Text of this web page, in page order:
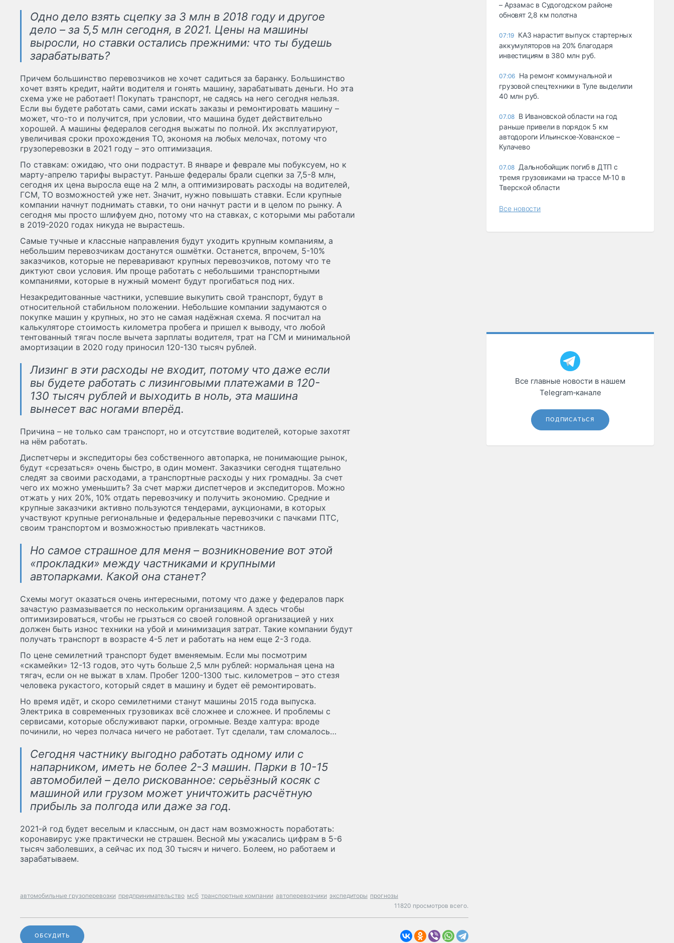
Одно дело взять сцепку за 3 млн в 2018 году и другое
дело – за 5,5 млн сегодня, в 2021. Цены на машины
выросли, но ставки остались прежними: что ты будешь
зарабатывать?
Причем большинство перевозчиков не хочет садиться за баранку. Большинство
хочет взять кредит, найти водителя и гонять машину, зарабатывать деньги. Но эта
схема уже не работает! Покупать транспорт, не садясь на него сегодня нельзя.
Если вы будете работать сами, сами искать заказы и ремонтировать машину –
может, что-то и получится, при условии, что машина будет действительно
хорошей. А машины федералов сегодня выжаты по полной. Их эксплуатируют,
увеличивая сроки прохождения ТО, экономя на любых мелочах, потому что
грузоперевозки в 2021 году – это оптимизация.
По ставкам: ожидаю, что они подрастут. В январе и феврале мы побуксуем, но к
марту-апрелю тарифы вырастут. Раньше федералы брали сцепки за 7,5-8 млн,
сегодня их цена выросла еще на 2 млн, а оптимизировать расходы на водителей,
ГСМ, ТО возможностей уже нет. Значит, нужно повышать ставки. Если крупные
компании начнут поднимать ставки, то они начнут расти и в целом по рынку. А
сегодня мы просто шлифуем дно, потому что на ставках, с которыми мы работали
в 2019-2020 годах никуда не вырастешь.
Самые тучные и классные направления будут уходить крупным компаниям, а
небольшим перевозчикам достанутся ошмётки. Останется, впрочем, 5-10%
заказчиков, которые не переваривают крупных перевозчиков, потому что те
диктуют свои условия. Им проще работать с небольшими транспортными
компаниями, которые в нужный момент будут прогибаться под них.
Незакредитованные частники, успевшие выкупить свой транспорт, будут в
относительной стабильном положении. Небольшие компании задумаются о
покупке машин у крупных, но это не самая надёжная схема. Я посчитал на
калькуляторе стоимость километра пробега и пришел к выводу, что любой
тентованный тягач после вычета зарплаты водителя, трат на ГСМ и минимальной
амортизации в 2020 году приносил 120-130 тысяч рублей.
Лизинг в эти расходы не входит, потому что даже если
вы будете работать с лизинговыми платежами в 120-
130 тысяч рублей и выходить в ноль, эта машина
вынесет вас ногами вперёд.
Причина – не только сам транспорт, но и отсутствие водителей, которые захотят
на нём работать.
Диспетчеры и экспедиторы без собственного автопарка, не понимающие рынок,
будут «срезаться» очень быстро, в один момент. Заказчики сегодня тщательно
следят за своими расходами, а транспортные расходы у них громадны. За счет
чего их можно уменьшить? За счет маржи диспетчеров и экспедиторов. Можно
отжать у них 20%, 10% отдать перевозчику и получить экономию. Средние и
крупные заказчики активно пользуются тендерами, аукционами, в которых
участвуют крупные региональные и федеральные перевозчики с пачками ПТС,
своим транспортом и возможностью привлекать частников.
Но самое страшное для меня – возникновение вот этой
«прокладки» между частниками и крупными
автопарками. Какой она станет?
Схемы могут оказаться очень интересными, потому что даже у федералов парк
зачастую размазывается по нескольким организациям. А здесь чтобы
оптимизироваться, чтобы не грызться со своей головной организацией у них
должен быть износ техники на убой и минимизация затрат. Такие компании будут
получать транспорт в возрасте 4-5 лет и работать на нем еще 2-3 года.
По цене семилетний транспорт будет вменяемым. Если мы посмотрим
«скамейки» 12-13 годов, это чуть больше 2,5 млн рублей: нормальная цена на
тягач, если он не выжат в хлам. Пробег 1200-1300 тыс. километров – это стезя
человека рукастого, который сядет в машину и будет её ремонтировать.
Но время идёт, и скоро семилетними станут машины 2015 года выпуска.
Электрика в современных грузовиках всё сложнее и сложнее. И проблемы с
сервисами, которые обслуживают парки, огромные. Везде халтура: вроде
починили, но через полчаса ничего не работает. Тут сделали, там сломалось…
Сегодня частнику выгодно работать одному или с
напарником, иметь не более 2-3 машин. Парки в 10-15
автомобилей – дело рискованное: серьёзный косяк с
машиной или грузом может уничтожить расчётную
прибыль за полгода или даже за год.
2021-й год будет веселым и классным, он даст нам возможность поработать:
коронавирус уже практически не страшен. Весной мы ужасались цифрам в 5-6
тысяч заболевших, а сейчас их под 30 тысяч и ничего. Болеем, но работаем и
зарабатываем.
автомобильные грузоперевозки предпринимательство мсб транспортные компании автоперевозчики экспедиторы прогнозы
11820 просмотров всего.
ОБСУДИТЬ
– Арзамас в Судогодском районе
обновят 2,8 км полотна
07:19 КАЗ нарастит выпуск стартерных
аккумуляторов на 20% благодаря
инвестициям в 380 млн руб.
07:06 На ремонт коммунальной и
грузовой спецтехники в Туле выделили
40 млн руб.
07.08 В Ивановской области на год
раньше привели в порядок 5 км
автодороги Ильинское-Хованское –
Кулачево
07.08 Дальнобойщик погиб в ДТП с
тремя грузовиками на трассе М-10 в
Тверской области
Все новости
Все главные новости в нашем
Telegram‑канале
ПОДПИСАТЬСЯ